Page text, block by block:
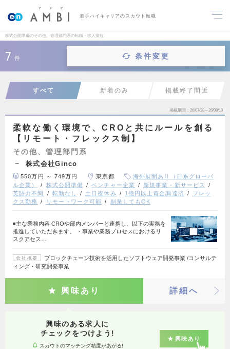
若手ハイキャリアのスカウト転職
株式公開準備のその他、管理部門系の転職・求人情報
7 件 条件変更
すべて 新着のみ 掲載終了間近
掲載期間 26/07/28～26/08/10
柔軟な働く環境で、CROと共にルールを創る
【リモート・フレックス制】
その他、管理部門系
株式会社Ginco
550万円 ～ 749万円 東京都
海外展開あり（日系グローバ
ル企業）
株式公開準備 ベンチャー企業
新規事業・新サービス
英語力不問
転勤なし 土日祝休み 1億円以上資金調達済
フレッ
クス勤務
リモートワーク可能 副業してもOK
◾️主な業務内容 CROや部内メンバーと連携し、以下の実務を
推進していただきます。 ・事業や業務プロセスにおけるリ
スクアセス…
会社概要
ブロックチェーン技術を活用したソフトウェア開発事業 /コンサルテ
ィング・研究開発事業
興味あり 詳細へ
興味のある求人に
チェックをつけよう!
スカウトのマッチング精度があがる!
興味あり